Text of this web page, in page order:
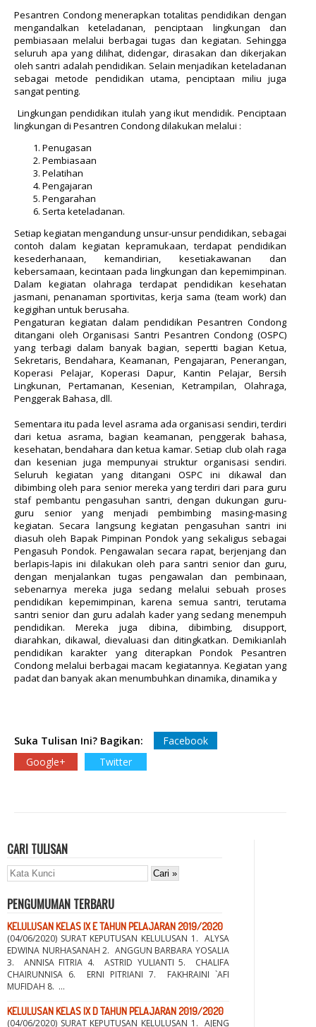
Pesantren Condong menerapkan totalitas pendidikan dengan
mengandalkan keteladanan, penciptaan lingkungan dan
pembiasaan melalui berbagai tugas dan kegiatan. Sehingga
seluruh apa yang dilihat, didengar, dirasakan dan dikerjakan
oleh santri adalah pendidikan. Selain menjadikan keteladanan
sebagai metode pendidikan utama, penciptaan miliu juga
sangat penting.
Lingkungan pendidikan itulah yang ikut mendidik. Penciptaan
lingkungan di Pesantren Condong dilakukan melalui :
Penugasan
Pembiasaan
Pelatihan
Pengajaran
Pengarahan
Serta keteladanan.
Setiap kegiatan mengandung unsur-unsur pendidikan, sebagai
contoh dalam kegiatan kepramukaan, terdapat pendidikan
kesederhanaan, kemandirian, kesetiakawanan dan
kebersamaan, kecintaan pada lingkungan dan kepemimpinan.
Dalam kegiatan olahraga terdapat pendidikan kesehatan
jasmani, penanaman sportivitas, kerja sama (team work) dan
kegigihan untuk berusaha.
Pengaturan kegiatan dalam pendidikan Pesantren Condong
ditangani oleh Organisasi Santri Pesantren Condong (OSPC)
yang terbagi dalam banyak bagian, sepertti bagian Ketua,
Sekretaris, Bendahara, Keamanan, Pengajaran, Penerangan,
Koperasi Pelajar, Koperasi Dapur, Kantin Pelajar, Bersih
Lingkunan, Pertamanan, Kesenian, Ketrampilan, Olahraga,
Penggerak Bahasa, dll.
Sementara itu pada level asrama ada organisasi sendiri, terdiri
dari ketua asrama, bagian keamanan, penggerak bahasa,
kesehatan, bendahara dan ketua kamar. Setiap club olah raga
dan kesenian juga mempunyai struktur organisasi sendiri.
Seluruh kegiatan yang ditangani OSPC ini dikawal dan
dibimbing oleh para senior mereka yang terdiri dari para guru
staf pembantu pengasuhan santri, dengan dukungan guru-
guru senior yang menjadi pembimbing masing-masing
kegiatan. Secara langsung kegiatan pengasuhan santri ini
diasuh oleh Bapak Pimpinan Pondok yang sekaligus sebagai
Pengasuh Pondok. Pengawalan secara rapat, berjenjang dan
berlapis-lapis ini dilakukan oleh para santri senior dan guru,
dengan menjalankan tugas pengawalan dan pembinaan,
sebenarnya mereka juga sedang melalui sebuah proses
pendidikan kepemimpinan, karena semua santri, terutama
santri senior dan guru adalah kader yang sedang menempuh
pendidikan. Mereka juga dibina, dibimbing, disupport,
diarahkan, dikawal, dievaluasi dan ditingkatkan. Demikianlah
pendidikan karakter yang diterapkan Pondok Pesantren
Condong melalui berbagai macam kegiatannya. Kegiatan yang
padat dan banyak akan menumbuhkan dinamika, dinamika y
Suka Tulisan Ini? Bagikan:
Facebook
Google+
Twitter
CARI TULISAN
PENGUMUMAN TERBARU
KELULUSAN KELAS IX E TAHUN PELAJARAN 2019/2020
(04/06/2020) SURAT KEPUTUSAN KELULUSAN 1. ALYSA
EDWINA NURHASANAH 2. ANGGUN BARBARA YOSALIA
3. ANNISA FITRIA 4. ASTRID YULIANTI 5. CHALIFA
CHAIRUNNISA 6. ERNI PITRIANI 7. FAKHRAINI `AFI
MUFIDAH 8. ...
KELULUSAN KELAS IX D TAHUN PELAJARAN 2019/2020
(04/06/2020) SURAT KEPUTUSAN KELULUSAN 1. AJENG